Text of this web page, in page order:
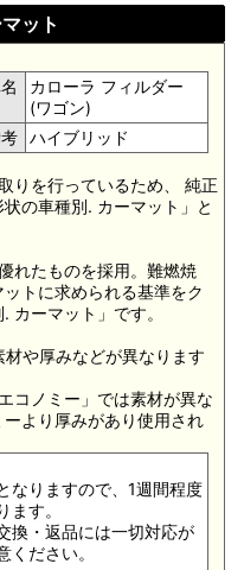
ット
カローラ フィルダー
(ワゴン)
ハイブリッド
りを行っているため、 純正
の車種別. カーマット」と
れたものを採用。難燃焼
トに求められる基準をク
カーマット」です。
や厚みなどが異なります
コノミー」では素材が異な
より厚みがあり使用され
なりますので、1週間程度
す。
換・返品には一切対応が
ださい。